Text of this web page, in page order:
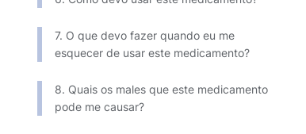
7. O que devo fazer quando eu me
esquecer de usar este medicamento?
8. Quais os males que este medicamento
pode me causar?